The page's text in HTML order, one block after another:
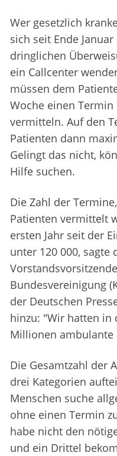
Wer gesetzlich
sich seit Ende
dringlichen
ein Callcenter
müssen dem
Woche einen
vermitteln. Auf den
Patienten dann
Gelingt das nicht,
Hilfe suchen.
Die Zahl der
Patienten vermittelt
ersten Jahr seit der
unter 120 000, sagte
Bundesvereinigung
der Deutschen
hinzu: "Wir hatten in
Millionen ambulante
Die Gesamtzahl der
drei Kategorien
Menschen suche
ohne einen Termin
habe nicht den
und ein Drittel